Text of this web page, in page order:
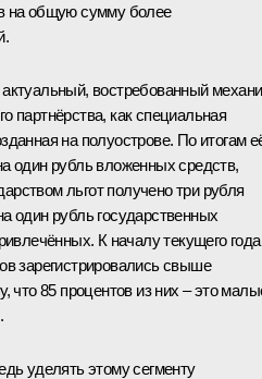
на общую сумму более
востребованный
партнёрства, как специальная
на полуострове. По итогам
один рубль вложенных средств,
льгот получено три рубля
один рубль государственных
К началу текущего года
зарегистрировались свыше
что 85 процентов из них – это
уделять этому сегменту